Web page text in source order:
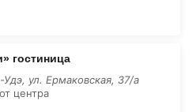
гостиница
Удэ, ул. Ермаковская, 37/а
центра